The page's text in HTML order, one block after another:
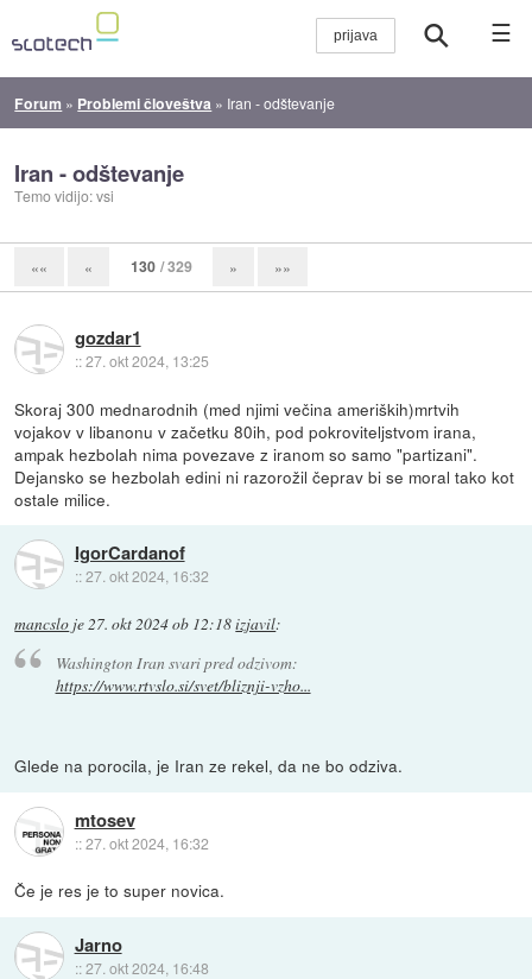
☰
Forum » Problemi človeštva » Iran - odštevanje
Iran - odštevanje
Temo vidijo: vsi
«« « 130 / 329 » »»
gozdar1
::27. okt 2024, 13:25
Skoraj 300 mednarodnih (med njimi večina ameriških)mrtvih
vojakov v libanonu v začetku 80ih, pod pokroviteljstvom irana,
ampak hezbolah nima povezave z iranom so samo "partizani".
Dejansko se hezbolah edini ni razorožil čeprav bi se moral tako kot
ostale milice.
IgorCardanof
::27. okt 2024, 16:32
mancslo je27. okt 2024 ob 12:18izjavil:
Washington Iran svari pred odzivom:
https://www.rtvslo.si/svet/bliznji-vzho...
Glede na porocila, je Iran ze rekel, da ne bo odziva.
mtosev
::27. okt 2024, 16:32
Če je res je to super novica.
Jarno
::27. okt 2024, 16:48